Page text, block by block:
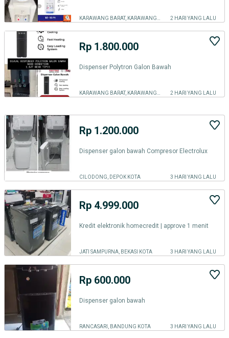
2 HARI YANG LALU
Rp 1.800.000
Dispenser Polytron Galon Bawah
2 HARI YANG LALU
Rp 1.200.000
Dispenser galon bawah Compresor Electrolux
CILODONG, DEPOK KOTA 3 HARI YANG LALU
Rp 4.999.000
Kredit elektronik homecredit | approve 1 menit
JATI SAMPURNA, BEKASI KOTA 3 HARI YANG LALU
Rp 600.000
Dispenser galon bawah
RANCASARI, BANDUNG KOTA 3 HARI YANG LALU